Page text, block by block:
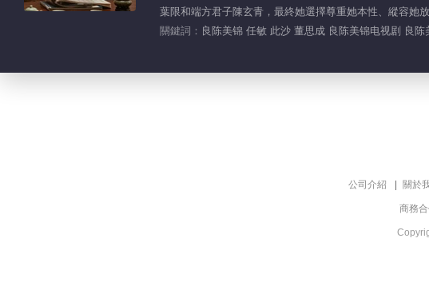
葉限和端方君子陳玄青，最終她選擇尊重她本性、縱容她
關鍵詞： 良陈美锦 任敏 此沙 董思成 良陈美锦电视剧 良陈
公司介紹 關於
商務